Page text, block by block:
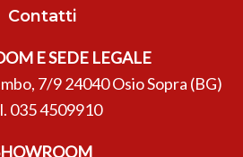
Contatti
E SEDE LEGALE
7/9 24040 Osio Sopra (BG)
035 4509910